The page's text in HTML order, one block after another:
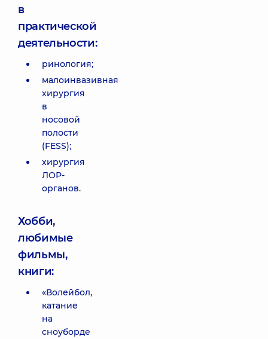
в
практической
деятельности:
ринология;
малоинвазивная
хирургия
в
носовой
полости
(FESS);
хирургия
ЛОР-
органов.
Хобби,
любимые
фильмы,
книги:
«Волейбол,
катание
на
сноуборде